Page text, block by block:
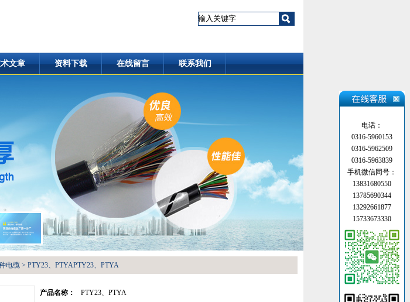
文章 资料下载 在线留言 联系我们
电缆 > PTY23、PTYAPTY23、PTYA
产品名称： PTY23、PTYA
电话：
0316-5960153
0316-5962509
0316-5963839
手机微信同号：
13831680550
13785690344
13292661877
15733673330